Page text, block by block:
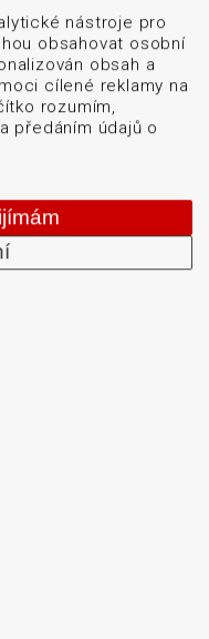
pro čtení a tisk
nástroje pro
obsahovat osobní
obsah a
cílené reklamy na
rozumím,
předáním údajů o